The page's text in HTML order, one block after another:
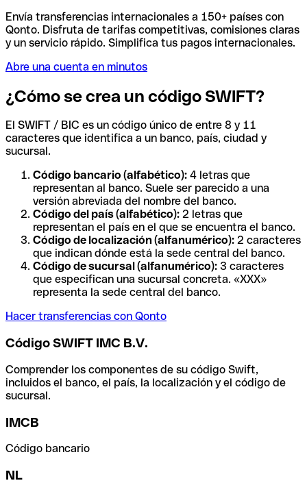
Envía transferencias internacionales a 150+ países con
Qonto. Disfruta de tarifas competitivas, comisiones claras
y un servicio rápido. Simplifica tus pagos internacionales.
Abre una cuenta en minutos
¿Cómo se crea un código SWIFT?
El SWIFT / BIC es un código único de entre 8 y 11
caracteres que identifica a un banco, país, ciudad y
sucursal.
Código bancario (alfabético): 4 letras que
representan al banco. Suele ser parecido a una
versión abreviada del nombre del banco.
Código del país (alfabético): 2 letras que
representan el país en el que se encuentra el banco.
Código de localización (alfanumérico): 2 caracteres
que indican dónde está la sede central del banco.
Código de sucursal (alfanumérico): 3 caracteres
que especifican una sucursal concreta. «XXX»
representa la sede central del banco.
Hacer transferencias con Qonto
Código SWIFT IMC B.V.
Comprender los componentes de su código Swift,
incluidos el banco, el país, la localización y el código de
sucursal.
IMCB
Código bancario
NL